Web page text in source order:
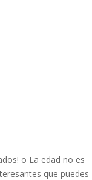
o La edad no es
que puedes